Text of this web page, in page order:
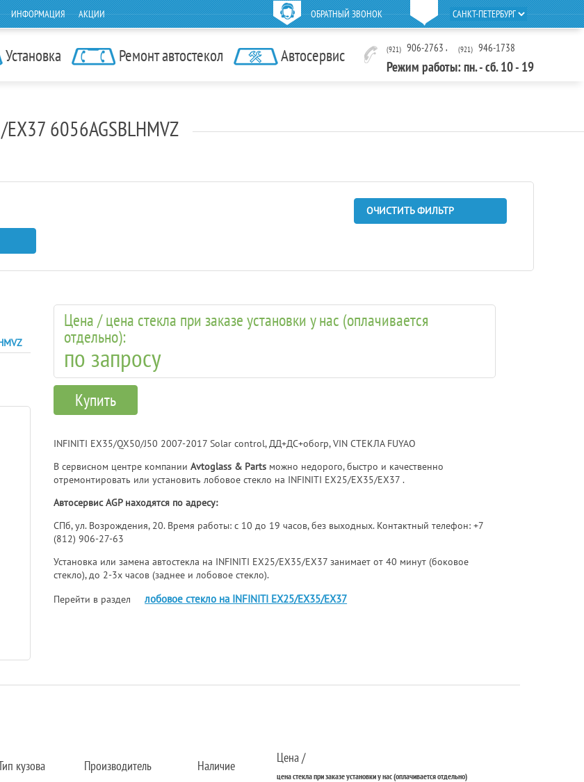
ОБРАТНЫЙ ЗВОНОК
ИНФОРМАЦИЯ АКЦИИ
Установка Ремонт автостекол Автосервис (921) 906-2763 , (921) 946-1738
Режим работы: пн. - сб. 10 - 19
6056AGSBLHMVZ
ОЧИСТИТЬ ФИЛЬТР
Цена / цена стекла при заказе установки у нас (оплачивается
отдельно):
по запросу
Купить
INFINITI EX35/QX50/J50 2007-2017 Solar control, ДД+ДС+обогр, VIN СТЕКЛА FUYAO
В сервисном центре компанииAvtoglass & Parts можно недорого, быстро и качественно
отремонтировать или установить лобовое стекло на INFINITI EX25/EX35/EX37 .
Автосервис AGP находятся по адресу:
СПб, ул. Возрождения, 20. Время работы: с 10 до 19 часов, без выходных. Контактный телефон:+7
(812) 906-27-63
Установка или замена автостекла на INFINITI EX25/EX35/EX37 занимает от 40 минут (боковое
стекло), до 2-3х часов (заднее и лобовое стекло).
Перейти в раздел
лобовое стекло на INFINITI EX25/EX35/EX37
кузова Производитель Наличие
Цена /
цена стекла при заказе установки у нас (оплачивается отдельно)